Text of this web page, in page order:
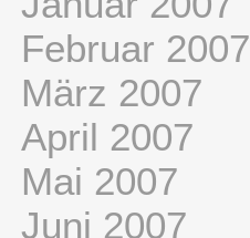
Februar 2007
März 2007
April 2007
Mai 2007
Juni 2007